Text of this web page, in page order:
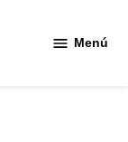
Menú